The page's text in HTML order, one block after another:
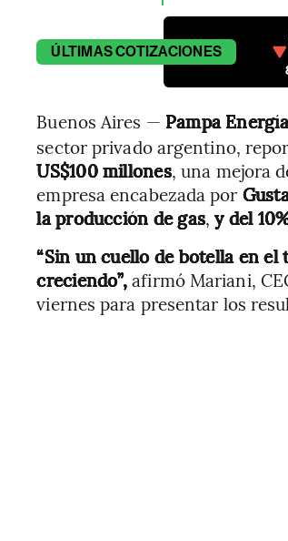
ÚLTIMASCOTIZACIONES
Buenos Aires — Pampa
sector privado argentino,
US$100 millones, una mejora
empresa encabezada por
la producción de gas,y del
“Sin un cuello de botella en
creciendo”,afirmó Mariani,
viernes para presentar los